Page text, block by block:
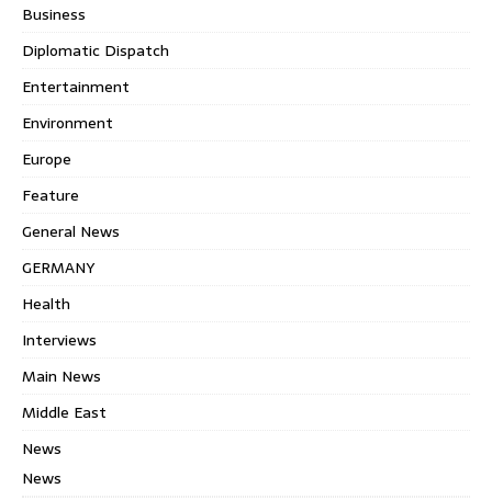
Business
Diplomatic Dispatch
Entertainment
Environment
Europe
Feature
General News
GERMANY
Health
Interviews
Main News
Middle East
News
News